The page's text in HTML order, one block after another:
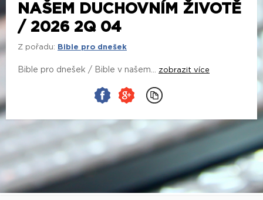
NAŠEM DUCHOVNÍM ŽIVOTĚ
/ 2026 2Q 04
Z pořadu: Bible pro dnešek
Bible pro dnešek / Bible v našem... zobrazit více